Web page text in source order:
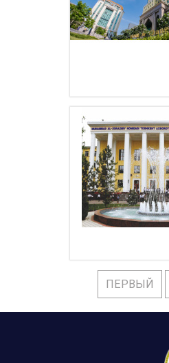
ПЕРВЫЙ